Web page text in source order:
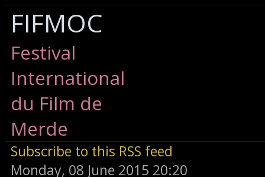
FIFMOC
Festival
International
du Film de
Merde
Subscribe to this RSS feed
Monday, 08 June 2015 20:20